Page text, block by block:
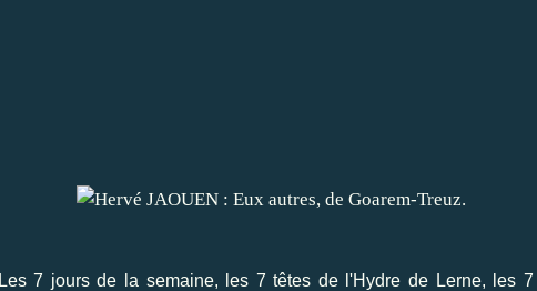
7 jours de la semaine, les 7 têtes de l'Hydre de Lerne, les